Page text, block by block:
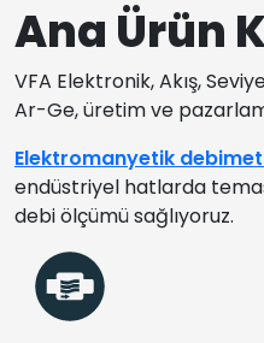
Ana Ürün
VFA Elektronik, Akış,
Ar-Ge, üretim ve
Elektromanyetik
endüstriyel hatlarda
debi ölçümü sağlıyoruz.